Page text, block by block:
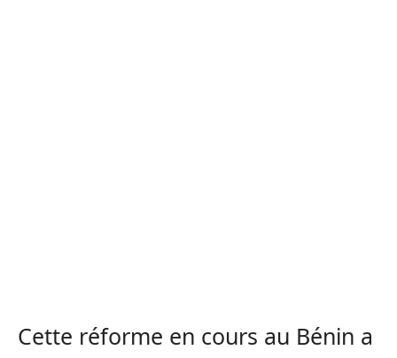
Cette réforme en cours au Bénin a